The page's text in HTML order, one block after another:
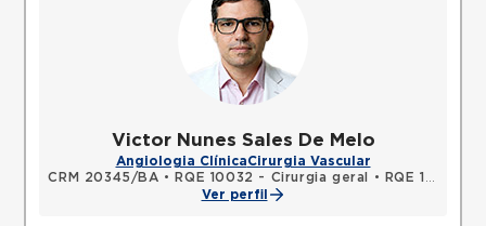
Victor Nunes Sales De Melo
Angiologia ClínicaCirurgia Vascular
CRM 20345/BA • RQE 10032 - Cirurgia geral •
RQE 11341 - Cirurgia vascular
Ver perfil